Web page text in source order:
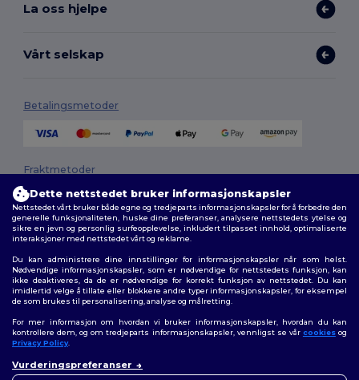
La oss hjelpe
Vårt selskap
Betalingsmetoder
Fraktmetoder
Generelle Vilkår|personvernerklæring
informasjonskapsler|Nettstedsoversikt
Følg oss
Dette nettstedet bruker informasjonskapsler
Nettstedet vårt bruker både egne og tredjeparts informasjonskapsler for å forbedre den
generelle funksjonaliteten, huske dine preferanser, analysere nettstedets ytelse og
sikre en jevn og personlig surfeopplevelse, inkludert tilpasset innhold, optimaliserte
interaksjoner med nettstedet vårt og reklame.
Du kan administrere dine innstillinger for informasjonskapsler når som helst.
Nødvendige informasjonskapsler, som er nødvendige for nettstedets funksjon, kan
ikke deaktiveres, da de er nødvendige for korrekt funksjon av nettstedet. Du kan
imidlertid velge å tillate eller blokkere andre typer informasjonskapsler, for eksempel
de som brukes til personalisering, analyse og målretting.
For mer informasjon om hvordan vi bruker informasjonskapsler, hvordan du kan
kontrollere dem, og om tredjeparts informasjonskapsler, vennligst se vår cookiesog
Privacy Policy.
Vurderingspreferanser